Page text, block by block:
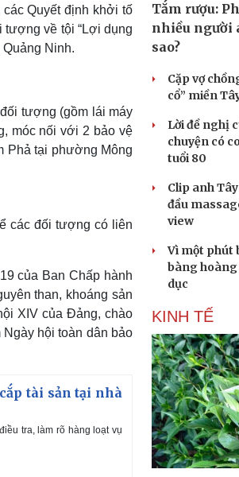
Du lịch
Tư vấn
Quyết định khởi tố
tượng về tội “Lợi dụng
Ninh.
tượng (gồm lái máy
móc nối với 2 bảo vệ
Phả tại phường Mông
các đối tượng có liên
của Ban Chấp hành
than, khoáng sản
XIV của Đảng, chào
hội toàn dân bảo
tài sản tại nhà
tra, làm rõ hàng loạt vụ
Tắm rượu:
nhiều người
sao?
Cặp vợ
cổ” miền
Lời đề nghị
chuyện có
tuổi 80
Clip anh
đầu
view
Vì một phút
bàng
dục
KINH TẾ